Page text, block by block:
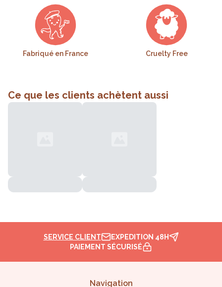
Fabriqué en France Cruelty Free
Ce que les clients achètent aussi
SERVICE CLIENT
EXPEDITION 48H
PAIEMENT SÉCURISÉ
Navigation